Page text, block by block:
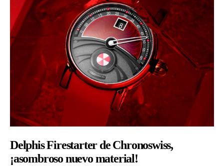
Delphis Firestarter de Chronoswiss,
¡asombroso nuevo material!